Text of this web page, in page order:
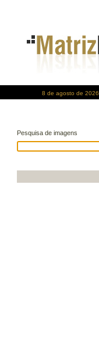
8 de agosto de 2026
Pesquisa de imagens